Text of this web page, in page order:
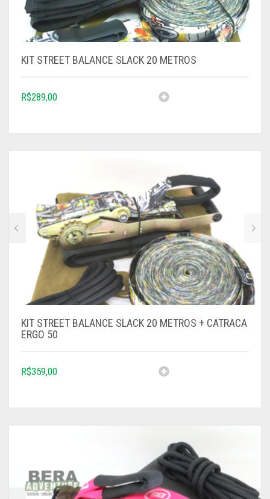
KIT STREET BALANCE SLACK 20 METROS
R$289,00
KIT STREET BALANCE SLACK 20 METROS + CATRACA
ERGO 50
R$359,00